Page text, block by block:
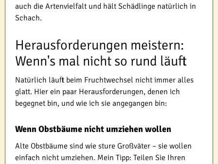
auch die Artenvielfalt und hält Schädlinge natürlich in
Schach.
Herausforderungen meistern:
Wenn's mal nicht so rund läuft
Natürlich läuft beim Fruchtwechsel nicht immer alles
glatt. Hier ein paar Herausforderungen, denen ich
begegnet bin, und wie ich sie angegangen bin:
Wenn Obstbäume nicht umziehen wollen
Alte Obstbäume sind wie sture Großväter – sie wollen
einfach nicht umziehen. Mein Tipp: Teilen Sie Ihren